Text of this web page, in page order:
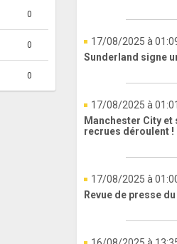
0
0
0
17/08/2025 à
Sunderland signe
17/08/2025 à 01:01
Manchester City et
recrues déroulent !
17/08/2025 à
Revue de presse